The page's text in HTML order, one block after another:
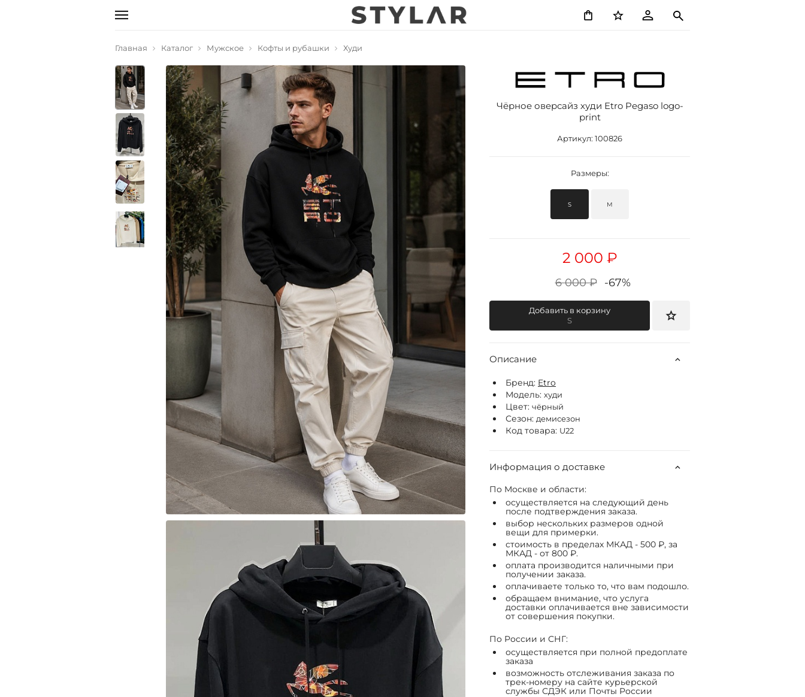
Главная Каталог Мужское Кофты и рубашки Худи
Чёрное оверсайз худи Etro Pegaso logo-
print
Артикул: 100826
Размеры:
S M
2 000 ₽
6 000 ₽ -67%
Добавить в корзину
S
Описание
Бренд: Etro
Модель: худи
Цвет: чёрный
Сезон: демисезон
Код товара: U22
Информация о доставке
По Москве и области:
осуществляется на следующий день
после подтверждения заказа.
выбор нескольких размеров одной
вещи для примерки.
стоимость в пределах МКАД - 500 ₽, за
МКАД - от 800 ₽.
оплата производится наличными при
получении заказа.
оплачиваете только то, что вам подошло.
обращаем внимание, что услуга
доставки оплачивается вне зависимости
от совершения покупки.
По России и СНГ:
осуществляется при полной предоплате
заказа
возможность отслеживания заказа по
трек-номеру на сайте курьерской
службы СДЭК или Почты России